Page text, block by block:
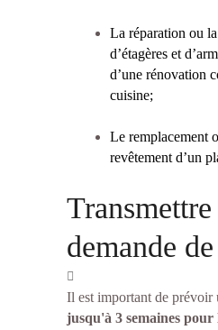
La réparation ou
d’étagères et
d’une rénovation
cuisine;
Le remplacement
revêtement d’un
demande
Il est important de prévoir
jusqu'à 3 semaines